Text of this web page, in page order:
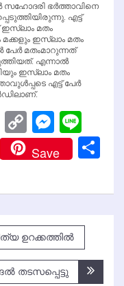
ഭര്‍ത്താവിനെ
എട്ട്
മതം
ഇസ്ലാം മതം
മതംമാറുന്നത്
എന്നാല്‍
ഇസ്ലാം മതം
എട്ട് പേര്‍
Tumblr
Copy
Link
Save
ഉറക്കത്തില്‍
തടസപ്പെട്ടു